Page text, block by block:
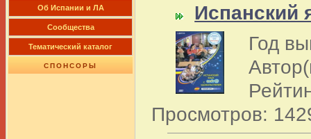
Об Испании и ЛА
Сообщества
Тематический каталог
СПОНСОРЫ
Испанский
Год
Просмотров: